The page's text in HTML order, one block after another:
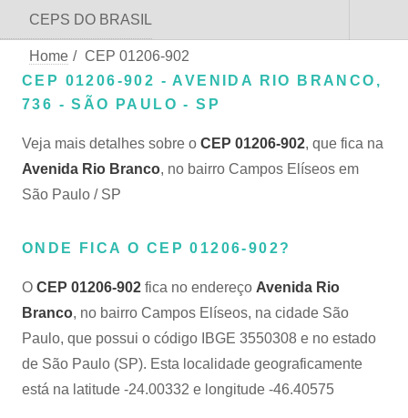
CEPS DO BRASIL
Home / CEP 01206-902
CEP 01206-902 - AVENIDA RIO BRANCO,
736 - SÃO PAULO - SP
Veja mais detalhes sobre o CEP 01206-902, que fica na
Avenida Rio Branco, no bairro Campos Elíseos em
São Paulo / SP
ONDE FICA O CEP 01206-902?
O CEP 01206-902 fica no endereço Avenida Rio
Branco, no bairro Campos Elíseos, na cidade São
Paulo, que possui o código IBGE 3550308 e no estado
de São Paulo (SP). Esta localidade geograficamente
está na latitude -24.00332 e longitude -46.40575